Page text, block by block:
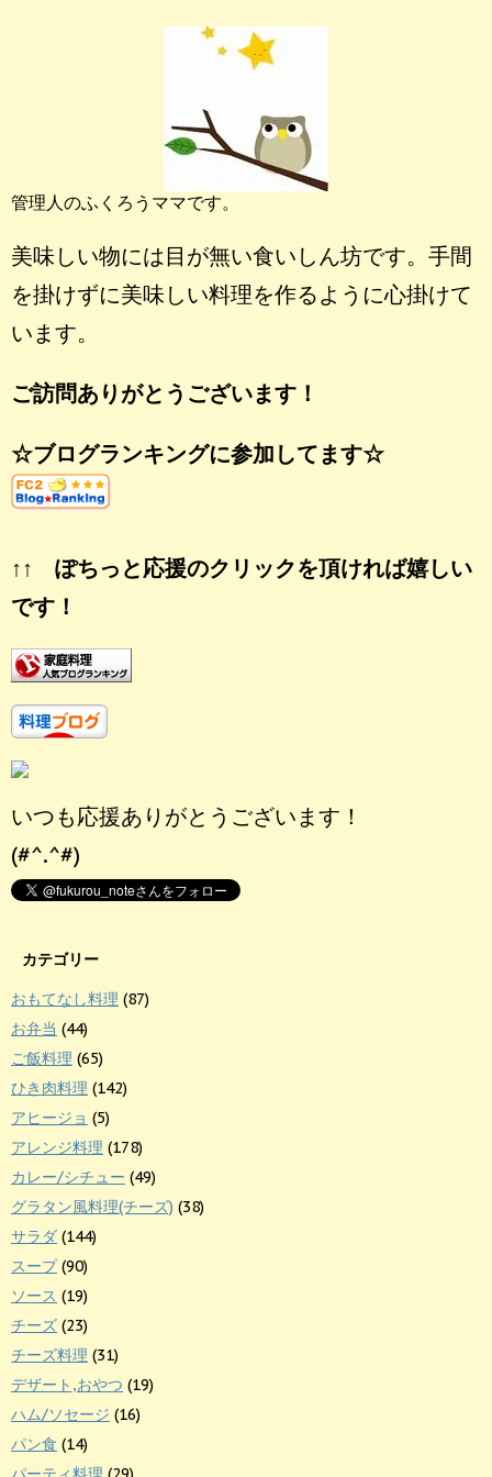
管理人のふくろうママです。
美味しい物には目が無い食いしん坊です。手間
を掛けずに美味しい料理を作るように心掛けて
います。
ご訪問ありがとうございます！
☆ブログランキングに参加してます☆
↑↑ ぽちっと応援のクリックを頂ければ嬉しい
です！
いつも応援ありがとうございます！
(#^.^#)
カテゴリー
おもてなし料理 (87)
お弁当 (44)
ご飯料理 (65)
ひき肉料理 (142)
アヒージョ (5)
アレンジ料理 (178)
カレー/シチュー (49)
グラタン風料理(チーズ) (38)
サラダ (144)
スープ(90)
ソース (19)
チーズ (23)
チーズ料理 (31)
デザート,おやつ (19)
ハム/ソセージ (16)
パン食 (14)